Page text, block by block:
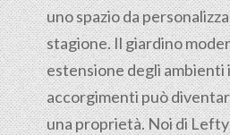
uno spazio da
stagione. Il giardino
estensione degli
accorgimenti può
una proprietà. Noi di